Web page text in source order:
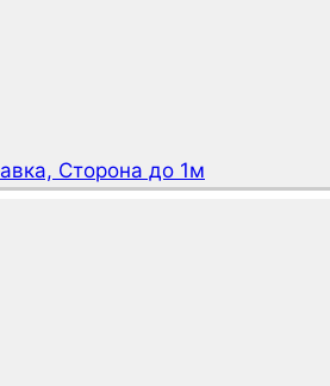
Сторона до 1м